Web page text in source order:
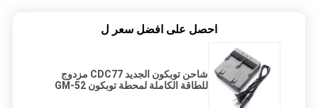
احصل على افضل سعر ل
شاحن توبكون الجديد CDC77 مزدوج
للطاقة الكاملة لمحطة توبكون GM-52